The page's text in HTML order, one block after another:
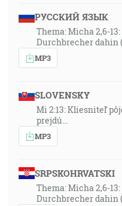
РУССКИЙ ЯЗЫК
Thema: Micha 2,6-
Durchbrecher dahin
MP3
SLOVENSKY
Mi 2:13: Kliesniteľ
prejdú…
MP3
SRPSKOHRVATSKI
Thema: Micha 2,6-
Durchbrecher dahin